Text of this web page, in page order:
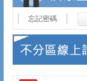
忘記密碼